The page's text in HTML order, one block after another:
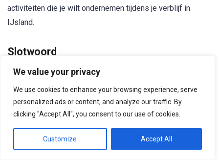
We value your privacy
We use cookies to enhance your browsing experience, serve
personalized ads or content, and analyze our traffic. By
clicking "Accept All", you consent to our use of cookies.
Customize Accept All
activiteiten die je wilt ondernemen tijdens je verblijf in
IJsland.
Slotwoord
Het is onmogelijk om niet te vallen voor de charmes van
Tussen de brullende watervallen, sissende geisers en
uitgestrekte gletsjerlandschappen is er een avontuur voor
iedere reislustige ziel. De ongerepte natuur en
fascinerende IJslandse cultuur en geschiedenis, beloven